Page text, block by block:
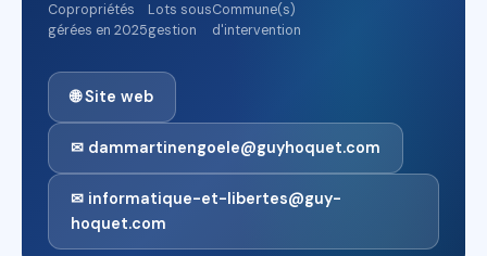
Copropriétés
gérées en 2025
Lots sous
gestion
Commune(s)
d'intervention
🌐 Site web
✉ dammartinengoele@guyhoquet.com
✉ informatique-et-libertes@guy-
hoquet.com